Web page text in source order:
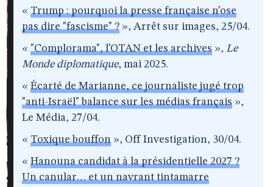
« Trump : pourquoi la presse française n’ose
pas dire "fascisme" ? », Arrêt sur images, 25/04.
« "Complorama", l’OTAN et les archives », Le
Monde diplomatique, mai 2025.
« Écarté de Marianne, ce journaliste jugé trop
"anti-Israël" balance sur les médias français »,
Le Média, 27/04.
« Toxique bouffon », Off Investigation, 30/04.
« Hanouna candidat à la présidentielle 2027 ?
Un canular… et un navrant tintamarre